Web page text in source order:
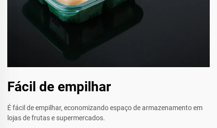
Fácil de empilhar
É fácil de empilhar, economizando espaço de armazenamento em
lojas de frutas e supermercados.